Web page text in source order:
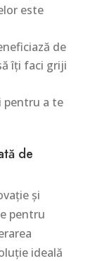
este
de
îți faci griji
pentru a te
de
și
pentru
ideală